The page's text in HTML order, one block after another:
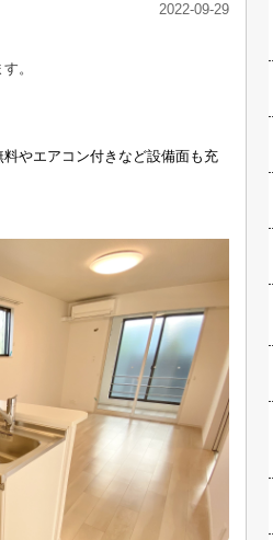
2022-09-29
。
やエアコン付きなど設備面も充